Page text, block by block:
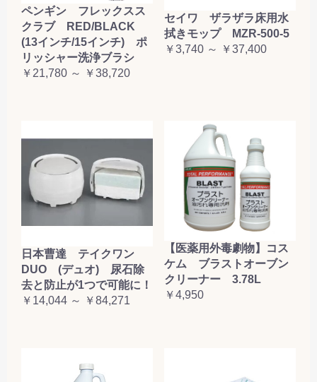
ペンギン フレックスス
クラブ RED/BLACK
(13インチ/15インチ) ポ
リッシャー洗浄ブラシ
￥21,780 ～ ￥38,720
セイワ ザラザラ床用水
拭きモップ MZR-500-5
￥3,740 ～ ￥37,400
日本曹達 テイクワン
DUO (デュオ) 尿石除
去と防止が1つで可能に！
￥14,044 ～ ￥84,271
【医薬用外毒劇物】コス
ケム ブラストオーブン
クリーナー 3.78L
￥4,950